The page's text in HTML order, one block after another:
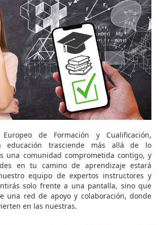
de Formación y Cualificación,
educación trasciende más allá de lo
una comunidad comprometida contigo, y
en tu camino de aprendizaje estará
equipo de expertos instructores y
solo frente a una pantalla, sino que
una red de apoyo y colaboración, donde
en las nuestras.